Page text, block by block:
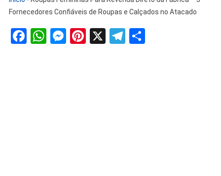
Fornecedores Confiáveis de Roupas e Calçados no Atacado
Facebook
WhatsApp
Messenger
Pinterest
X Telegram
Share